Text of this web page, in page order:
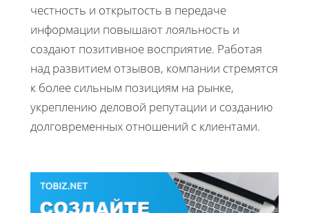
честность и открытость в передаче
информации повышают лояльность и
создают позитивное восприятие. Работая
над развитием отзывов, компании стремятся
к более сильным позициям на рынке,
укреплению деловой репутации и созданию
долговременных отношений с клиентами.